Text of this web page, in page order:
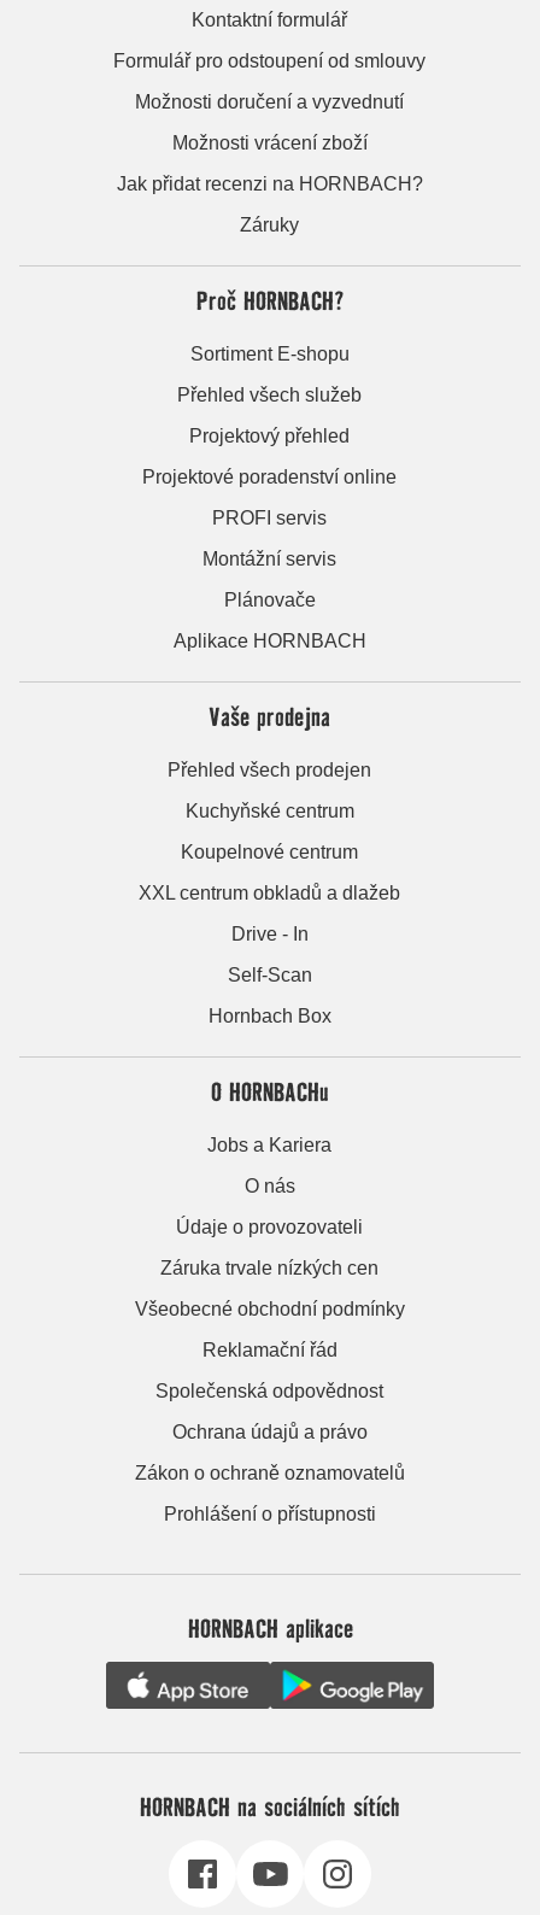
Kontaktní formulář
Formulář pro odstoupení od smlouvy
Možnosti doručení a vyzvednutí
Možnosti vrácení zboží
Jak přidat recenzi na HORNBACH?
Záruky
Proč HORNBACH?
Sortiment E-shopu
Přehled všech služeb
Projektový přehled
Projektové poradenství online
PROFI servis
Montážní servis
Plánovače
Aplikace HORNBACH
Vaše prodejna
Přehled všech prodejen
Kuchyňské centrum
Koupelnové centrum
XXL centrum obkladů a dlažeb
Drive - In
Self-Scan
Hornbach Box
O HORNBACHu
Jobs a Kariera
O nás
Údaje o provozovateli
Záruka trvale nízkých cen
Všeobecné obchodní podmínky
Reklamační řád
Společenská odpovědnost
Ochrana údajů a právo
Zákon o ochraně oznamovatelů
Prohlášení o přístupnosti
HORNBACH aplikace
HORNBACH na sociálních sítích